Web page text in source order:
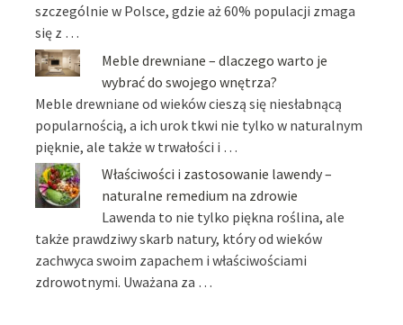
szczególnie w Polsce, gdzie aż 60% populacji zmaga
się z …
Meble drewniane – dlaczego warto je
wybrać do swojego wnętrza?
Meble drewniane od wieków cieszą się niesłabnącą
popularnością, a ich urok tkwi nie tylko w naturalnym
pięknie, ale także w trwałości i …
Właściwości i zastosowanie lawendy –
naturalne remedium na zdrowie
Lawenda to nie tylko piękna roślina, ale
także prawdziwy skarb natury, który od wieków
zachwyca swoim zapachem i właściwościami
zdrowotnymi. Uważana za …